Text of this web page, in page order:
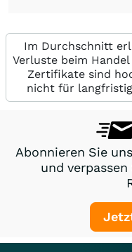
Im Durchschnitt
Verluste beim
Zertifikate sind
nicht für
Abonnieren Sie
und